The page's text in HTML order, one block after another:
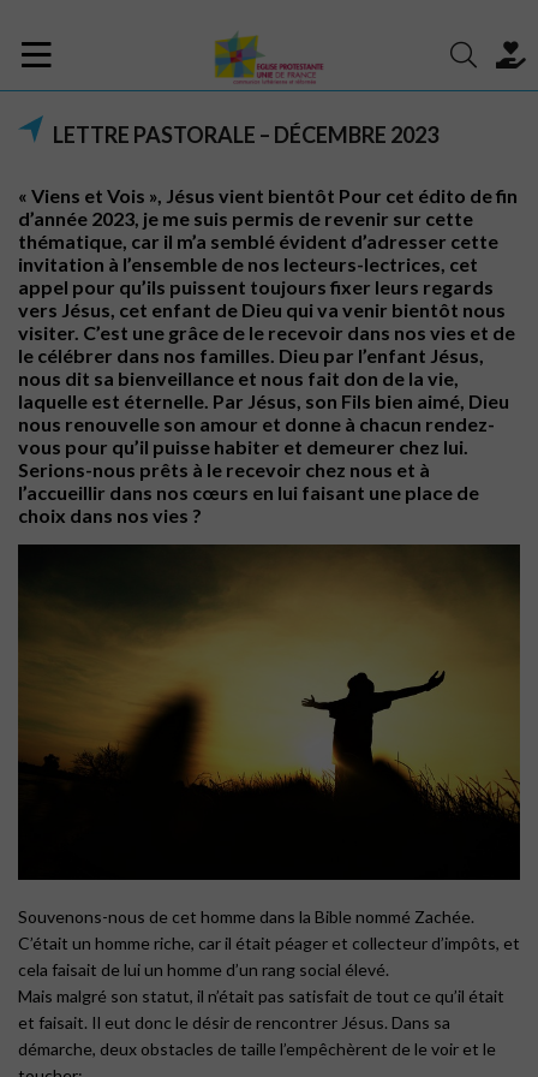
LETTRE PASTORALE – DÉCEMBRE 2023
« Viens et Vois », Jésus vient bientôt Pour cet édito de fin
d’année 2023, je me suis permis de revenir sur cette
thématique, car il m’a semblé évident d’adresser cette
invitation à l’ensemble de nos lecteurs-lectrices, cet
appel pour qu’ils puissent toujours fixer leurs regards
vers Jésus, cet enfant de Dieu qui va venir bientôt nous
visiter. C’est une grâce de le recevoir dans nos vies et de
le célébrer dans nos familles. Dieu par l’enfant Jésus,
nous dit sa bienveillance et nous fait don de la vie,
laquelle est éternelle. Par Jésus, son Fils bien aimé, Dieu
nous renouvelle son amour et donne à chacun rendez-
vous pour qu’il puisse habiter et demeurer chez lui.
Serions-nous prêts à le recevoir chez nous et à
l’accueillir dans nos cœurs en lui faisant une place de
choix dans nos vies ?
Souvenons-nous de cet homme dans la Bible nommé Zachée.
C’était un homme riche, car il était péager et collecteur d’impôts, et
cela faisait de lui un homme d’un rang social élevé.
Mais malgré son statut, il n’était pas satisfait de tout ce qu’il était
et faisait. Il eut donc le désir de rencontrer Jésus. Dans sa
démarche, deux obstacles de taille l’empêchèrent de le voir et le